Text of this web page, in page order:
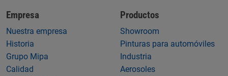
Empresa
Nuestra empresa
Historia
Grupo Mipa
Calidad
Productos
Showroom
Pinturas para automóviles
Industria
Aerosoles